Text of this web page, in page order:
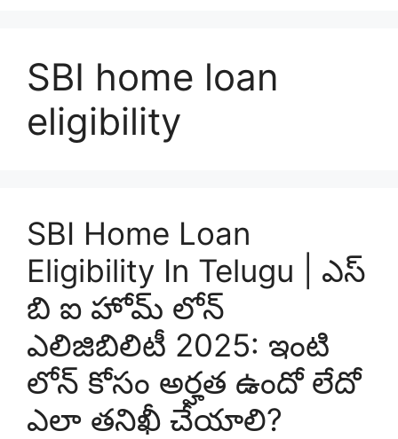
SBI home loan
eligibility
SBI Home Loan
Eligibility In Telugu | ఎస్
బి ఐ హోమ్ లోన్
ఎలిజిబిలిటీ 2025: ఇంటి
లోన్ కోసం అర్హత ఉందో లేదో
ఎలా తనిఖీ చేయాలి?